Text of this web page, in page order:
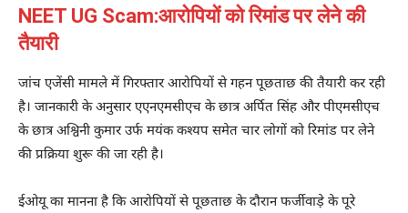
NEET UG Scam:आरोपियों को रिमांड पर लेने की
तैयारी
जांच एजेंसी मामले में गिरफ्तार आरोपियों से गहन पूछताछ की तैयारी कर रही
है। जानकारी के अनुसार एएनएमसीएच के छात्र अर्पित सिंह और पीएमसीएच
के छात्र अश्विनी कुमार उर्फ मयंक कश्यप समेत चार लोगों को रिमांड पर लेने
की प्रक्रिया शुरू की जा रही है।
ईओयू का मानना है कि आरोपियों से पूछताछ के दौरान फर्जीवाड़े के पूरे